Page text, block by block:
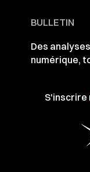
BULLETIN
Des
numérique,
S'inscrire